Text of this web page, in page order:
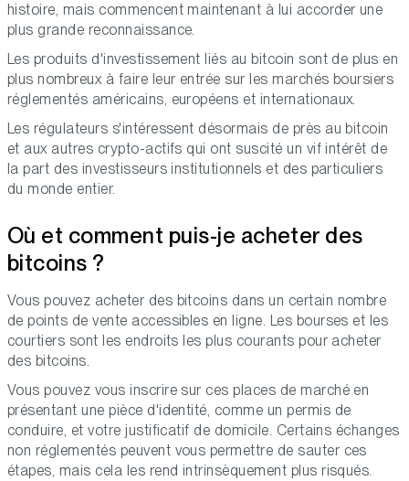
histoire, mais commencent maintenant à lui accorder une
plus grande reconnaissance.
Les produits d'investissement liés au bitcoin sont de plus en
plus nombreux à faire leur entrée sur les marchés boursiers
réglementés américains, européens et internationaux.
Les régulateurs s'intéressent désormais de près au bitcoin
et aux autres crypto-actifs qui ont suscité un vif intérêt de
la part des investisseurs institutionnels et des particuliers
du monde entier.
Où et comment puis-je acheter des
bitcoins ?
Vous pouvez acheter des bitcoins dans un certain nombre
de points de vente accessibles en ligne. Les bourses et les
courtiers sont les endroits les plus courants pour acheter
des bitcoins.
Vous pouvez vous inscrire sur ces places de marché en
présentant une pièce d'identité, comme un permis de
conduire, et votre justificatif de domicile. Certains échanges
non réglementés peuvent vous permettre de sauter ces
étapes, mais cela les rend intrinsèquement plus risqués.